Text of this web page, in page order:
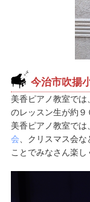
今治市吹揚
美香ピアノ教室で
のレッスン生が約９
美香ピアノ教室では、
会 、クリスマス会
ことでみなさん楽し